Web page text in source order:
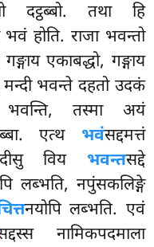
दट्ठब्बो. तथा हि
होति. राजा भवन्तो
एकाबद्धो, गङ्गाय
भवन्ते दहतो उदकं
भवन्ति, तस्मा अयं
एत्थ भवंसद्दमत्तं
विय भवन्तसद्दे
लब्भति, नपुंसकलिङ्गे
नयोपि लब्भति. एवं
नामिकपदमाला